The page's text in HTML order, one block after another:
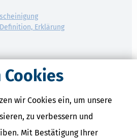
Cookies
wir Cookies ein, um unsere
zu verbessern und
Mit Bestätigung Ihrer
Erklärung